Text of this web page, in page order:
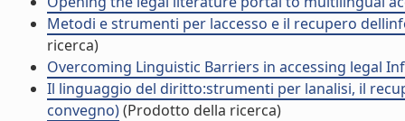
Metodi e strumenti per laccesso e il recupero
ricerca)
Overcoming Linguistic Barriers in accessing legal
Il linguaggio del diritto:strumenti per lanalisi, il
convegno)(Prodotto della ricerca)